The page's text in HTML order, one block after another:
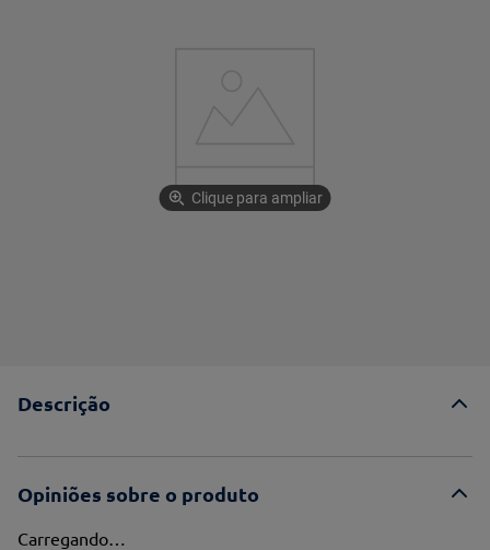
Clique para ampliar
Descrição
Opiniões sobre o produto
Carregando…